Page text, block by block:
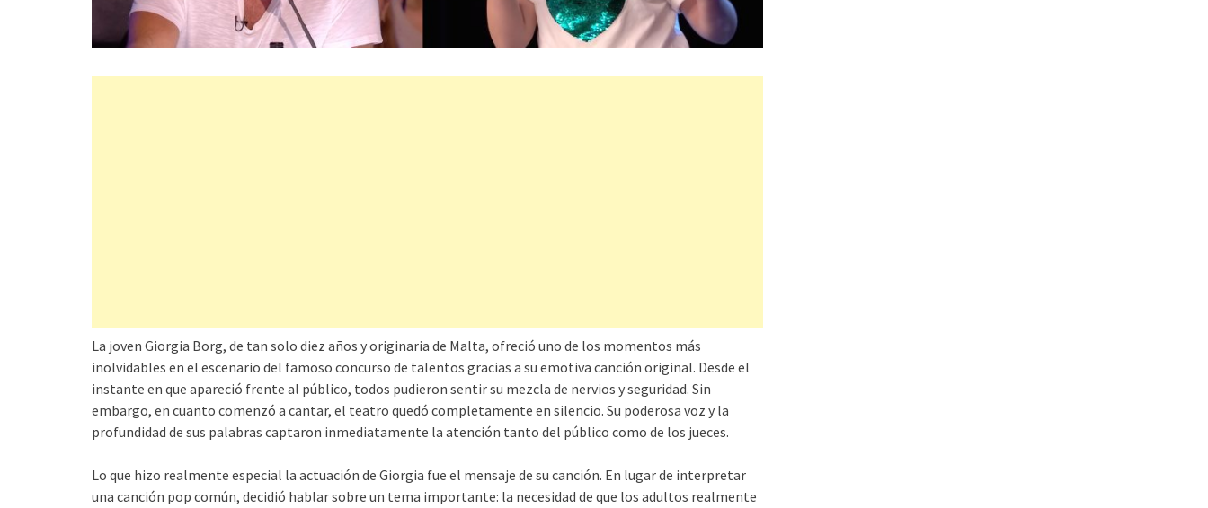
La joven Giorgia Borg, de tan solo diez años y originaria de Malta, ofreció uno de los momentos más
inolvidables en el escenario del famoso concurso de talentos gracias a su emotiva canción original. Desde el
instante en que apareció frente al público, todos pudieron sentir su mezcla de nervios y seguridad. Sin
embargo, en cuanto comenzó a cantar, el teatro quedó completamente en silencio. Su poderosa voz y la
profundidad de sus palabras captaron inmediatamente la atención tanto del público como de los jueces.
Lo que hizo realmente especial la actuación de Giorgia fue el mensaje de su canción. En lugar de interpretar
una canción pop común, decidió hablar sobre un tema importante: la necesidad de que los adultos realmente